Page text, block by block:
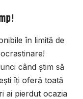
în limită de
când știm să
îți oferă toată
ai pierdut ocazia